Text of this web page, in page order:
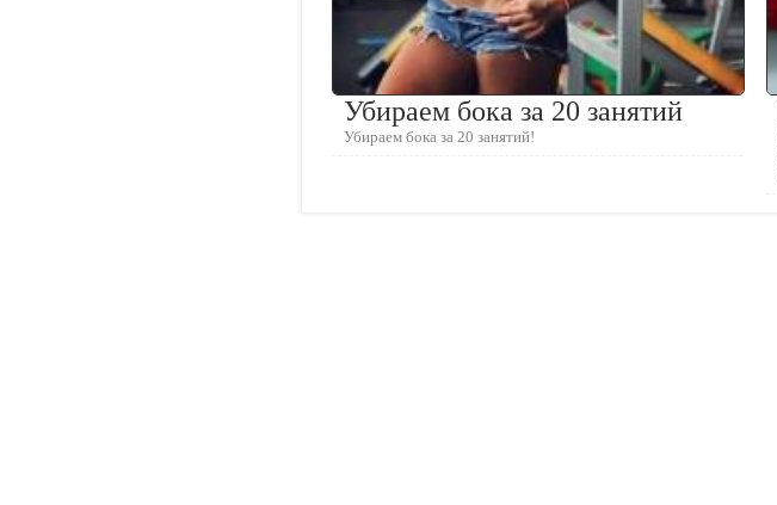
Убираем бока за 20 занятий
Убираем бока за 20 занятий!